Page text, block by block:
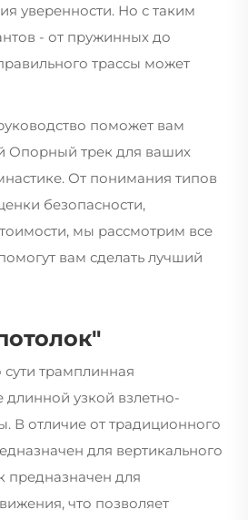
уверенности. Но с таким
- от пружинных до
трассы может
поможет вам
Опорный трек для ваших
От понимания типов
безопасности,
мы рассмотрим все
вам сделать лучший
трамплинная
длинной узкой взлетно-
В отличие от традиционного
для вертикального
предназначен для
что позволяет